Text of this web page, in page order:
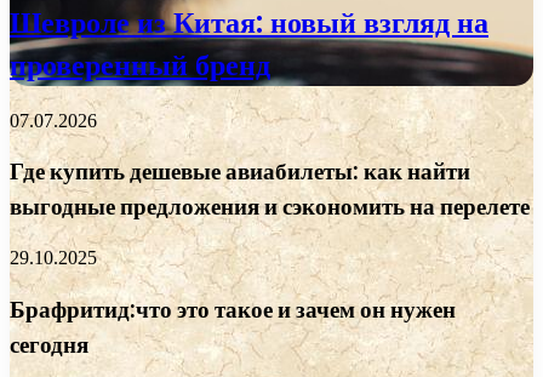
Шевроле из Китая: новый взгляд на
проверенный бренд
07.07.2026
Где купить дешевые авиабилеты: как найти
выгодные предложения и сэкономить на перелете
29.10.2025
Брафритид:что это такое и зачем он нужен
сегодня